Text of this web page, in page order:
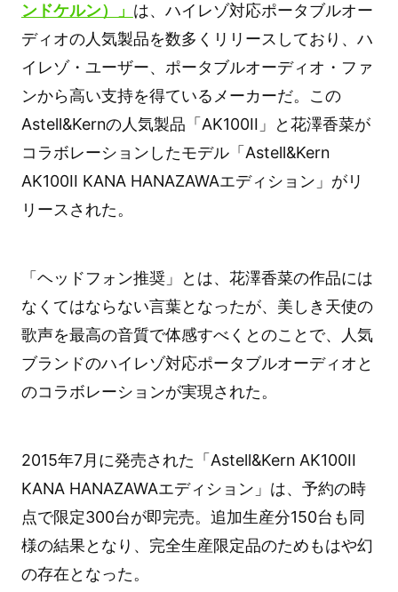
ンドケルン）」 は、ハイレゾ対応ポータブルオー
ディオの人気製品を数多くリリースしており、ハ
イレゾ・ユーザー、ポータブルオーディオ・ファ
ンから高い支持を得ているメーカーだ。この
Astell&Kernの人気製品「AK100II」と花澤香菜が
コラボレーションしたモデル「Astell&Kern
AK100II KANA HANAZAWAエディション」がリ
リースされた。
「ヘッドフォン推奨」とは、花澤香菜の作品には
なくてはならない言葉となったが、美しき天使の
歌声を最高の音質で体感すべくとのことで、人気
ブランドのハイレゾ対応ポータブルオーディオと
のコラボレーションが実現された。
2015年7月に発売された「Astell&Kern AK100II
KANA HANAZAWAエディション」は、予約の時
点で限定300台が即完売。追加生産分150台も同
様の結果となり、完全生産限定品のためもはや幻
の存在となった。